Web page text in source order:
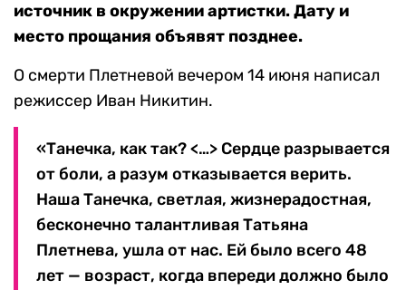
источник в окружении артистки. Дату и
место прощания объявят позднее.
О смерти Плетневой вечером 14 июня написал
режиссер Иван Никитин.
«Танечка, как так? <…> Сердце разрывается
от боли, а разум отказывается верить.
Наша Танечка, светлая, жизнерадостная,
бесконечно талантливая Татьяна
Плетнева, ушла от нас. Ей было всего 48
лет — возраст, когда впереди должно было